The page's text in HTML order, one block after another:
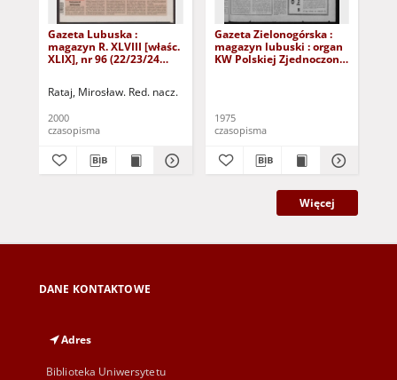
Gazeta Lubuska :
magazyn R. XLVIII [właśc.
XLIX], nr 96 (22/23/24
Rataj, Mirosław. Red. nacz.
2000
czasopisma
Gazeta Zielonogórska :
magazyn lubuski : organ
KW Polskiej Zjednoczonej
1975
czasopisma
Więcej
DANE KONTAKTOWE
Adres
Biblioteka Uniwersytetu